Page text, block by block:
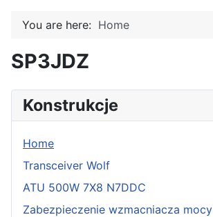
You are here: Home
SP3JDZ
Konstrukcje
Home
Transceiver Wolf
ATU 500W 7X8 N7DDC
Zabezpieczenie wzmacniacza mocy